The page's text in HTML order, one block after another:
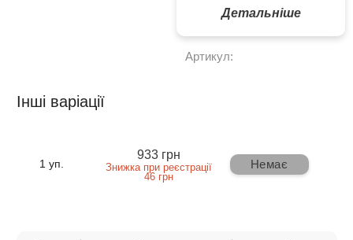
Детальніше
Артикул:
Інші варіації
1 уп.
933 грн
Знижка при реєстрації
46 грн
Немає